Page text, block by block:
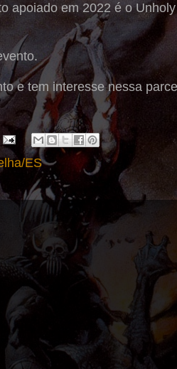
apoiado em 2022 é o
e tem interesse nessa
ES